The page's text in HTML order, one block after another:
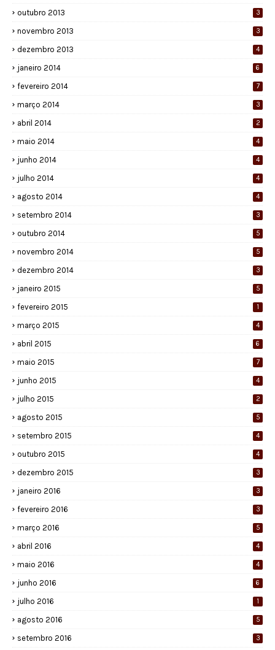
outubro 2013 3
novembro 2013 3
dezembro 2013 4
janeiro 2014 6
fevereiro 2014 7
março 2014 3
abril 2014 2
maio 2014 4
junho 2014 4
julho 2014 4
agosto 2014 4
setembro 2014 3
outubro 2014 5
novembro 2014 5
dezembro 2014 3
janeiro 2015 5
fevereiro 2015 1
março 2015 4
abril 2015 6
maio 2015 7
junho 2015 4
julho 2015 2
agosto 2015 5
setembro 2015 4
outubro 2015 4
dezembro 2015 3
janeiro 2016 3
fevereiro 2016 3
março 2016 5
abril 2016 4
maio 2016 4
junho 2016 6
julho 2016 1
agosto 2016 5
setembro 2016 3